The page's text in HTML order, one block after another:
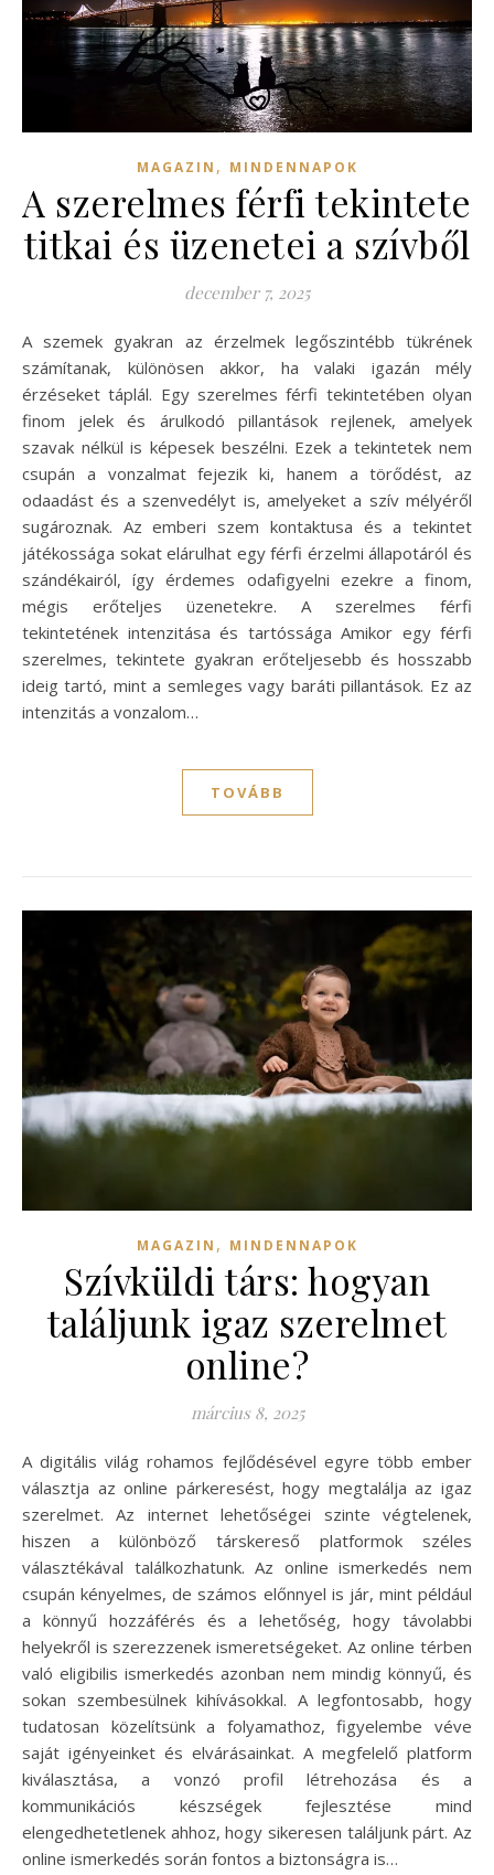
MAGAZIN , MINDENNAPOK
A szerelmes férfi tekintete
titkai és üzenetei a szívből
december 7, 2025
A szemek gyakran az érzelmek legőszintébb tükrének
számítanak, különösen akkor, ha valaki igazán mély
érzéseket táplál. Egy szerelmes férfi tekintetében olyan
finom jelek és árulkodó pillantások rejlenek, amelyek
szavak nélkül is képesek beszélni. Ezek a tekintetek nem
csupán a vonzalmat fejezik ki, hanem a törődést, az
odaadást és a szenvedélyt is, amelyeket a szív mélyéről
sugároznak. Az emberi szem kontaktusa és a tekintet
játékossága sokat elárulhat egy férfi érzelmi állapotáról és
szándékairól, így érdemes odafigyelni ezekre a finom,
mégis erőteljes üzenetekre. A szerelmes férfi
tekintetének intenzitása és tartóssága Amikor egy férfi
szerelmes, tekintete gyakran erőteljesebb és hosszabb
ideig tartó, mint a semleges vagy baráti pillantások. Ez az
intenzitás a vonzalom…
TOVÁBB
MAGAZIN , MINDENNAPOK
Szívküldi társ: hogyan
találjunk igaz szerelmet
online?
március 8, 2025
A digitális világ rohamos fejlődésével egyre több ember
választja az online párkeresést, hogy megtalálja az igaz
szerelmet. Az internet lehetőségei szinte végtelenek,
hiszen a különböző társkereső platformok széles
választékával találkozhatunk. Az online ismerkedés nem
csupán kényelmes, de számos előnnyel is jár, mint például
a könnyű hozzáférés és a lehetőség, hogy távolabbi
helyekről is szerezzenek ismeretségeket. Az online térben
való eligibilis ismerkedés azonban nem mindig könnyű, és
sokan szembesülnek kihívásokkal. A legfontosabb, hogy
tudatosan közelítsünk a folyamathoz, figyelembe véve
saját igényeinket és elvárásainkat. A megfelelő platform
kiválasztása, a vonzó profil létrehozása és a
kommunikációs készségek fejlesztése mind
elengedhetetlenek ahhoz, hogy sikeresen találjunk párt. Az
online ismerkedés során fontos a biztonságra is…